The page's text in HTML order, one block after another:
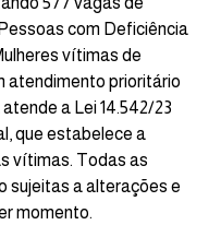
com Deficiência
vítimas de
atendimento prioritário
a Lei 14.542/23
que estabelece a
vítimas. Todas as
sujeitas a alterações e
momento.